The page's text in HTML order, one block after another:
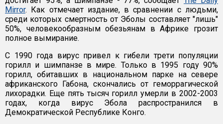
Mirror. Как отмечает издание, в сравнении с людьми,
среди которых смертность от Эболы составляет "лишь"
50%, человекообразным обезьянам в Африке грозит
полное вымирание.
С 1990 года вирус привел к гибели трети популяции
горилл и шимпанзе в мире. Только в 1995 году 90%
горилл, обитавших в национальном парке на севере
африканского Габона, скончались от геморрагической
лихорадки. Еще пять тысяч горилл умерли в 2002-2003
годах, когда вирус Эбола распространился в
Демократической Республике Конго.